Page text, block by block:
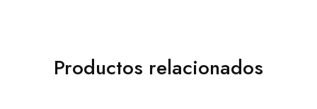
Productos relacionados